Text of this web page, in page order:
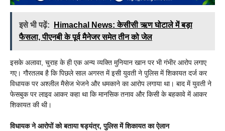
इसे भी पढ़ें:
Himachal News: केसीसी ऋण घोटाले में बड़ा
फैसला, पीएनबी के पूर्व मैनेजर समेत तीन को जेल
इसके अलावा, चुराह के ही एक अन्य व्यक्ति मुनियान खान पर भी गंभीर आरोप लगाए
गए। गौरतलब है कि पिछले साल अगस्त में इसी युवती ने पुलिस में शिकायत दर्ज कर
विधायक पर अश्लील मैसेज भेजने और धमकाने का आरोप लगाया था। बाद में युवती ने
फेसबुक पर लाइव आकर कहा था कि मानसिक तनाव और किसी के बहकावे में आकर
शिकायत की थी।
विधायक ने आरोपों को बताया षड्यंत्र, पुलिस में शिकायत का ऐलान